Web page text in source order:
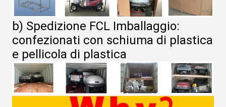
b) Spedizione FCL Imballaggio:
confezionati con schiuma di plastica
e pellicola di plastica